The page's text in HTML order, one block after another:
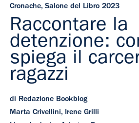
Cronache, Salone del Libro 2023
Raccontare la
detenzione:
spiega il
ragazzi
di Redazione Bookblog
Marta Crivellini, Irene Grilli